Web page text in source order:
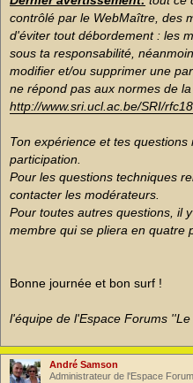
contrôlé par le WebMaître, des
d'éviter tout débordement : les
sous ta responsabilité,
modifier et/ou supprimer une
ne répond pas aux normes de
http://www.sri.ucl.ac.be/SRI/
Ton expérience et tes
participation.
Pour les questions techniques
contacter les modérateurs.
Pour toutes autres questions, il
membre qui se pliera en quatre
Bonne journée et bon surf !
l'équipe de l'Espace Forums
André Samson
Administrateur de l'Espace